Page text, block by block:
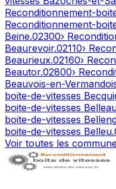
Reconditionnement-
Reconditionnement-
Beine.02300›
Beaurevoir.02110›
Beaurieux.02160›
Beautor.02800›
Beauvois-en-
boite-de-vitesses
boite-de-vitesses
boite-de-vitesses
boite-de-vitesses Belleu.
Voir toutes les